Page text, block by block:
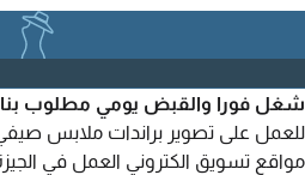
شغل فورا والقبض يومي مطلوب
للعمل على تصوير براندات ملابس
مواقع تسويق الكتروني العمل في